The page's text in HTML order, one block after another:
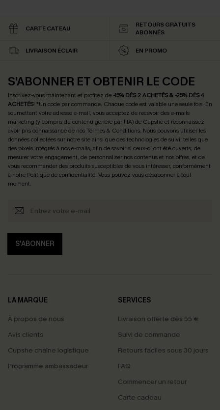
CARTE CATEAU
RETOURS GRATUITS
ABONNÉS
LIVRAISON ÉCLAIR EN PROMO
S'ABONNER ET OBTENIR LE CODE
Inscrivez-vous maintenant et profitez de -15% DÈS 2 ACHETÉS & -25% DÈS 4
ACHETÉS! *Un code par commande. Chaque code est valable une seule fois. En
soumettant votre adresse e-mail, vous acceptez de recevoir des e-mails
marketing (y compris du contenu généré par l'IA) de Cupshe et reconnaissez
avoir pris connaissance de nosTermes & Conditions. Nous pouvons utiliser les
données collectées sur notre site ainsi que des technologies de suivi, telles que
des pixels intégrés à nos e-mails, afin de savoir si ceux-ci ont été ouverts, de
mesurer votre engagement, de personnaliser nos contenus et nos offres, et de
vous recommander des produits susceptibles de vous intéresser, conformément
à notre Politique de confidentialité. Vous pouvez vous désabonner à tout
moment.
S'ABONNER
LA MARQUE
À propos de nous
Avis clients
Cupshe chaîne logistique
Programme ambassadeur
SERVICES
Livraison offerte dès 55 €
Suivi de commande
Retours faciles sous 30 jours
FAQ
Commencer un retour
Carte cadeau